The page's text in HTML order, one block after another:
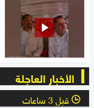
الأخبار العاجلة
l قبل 3 ساعات